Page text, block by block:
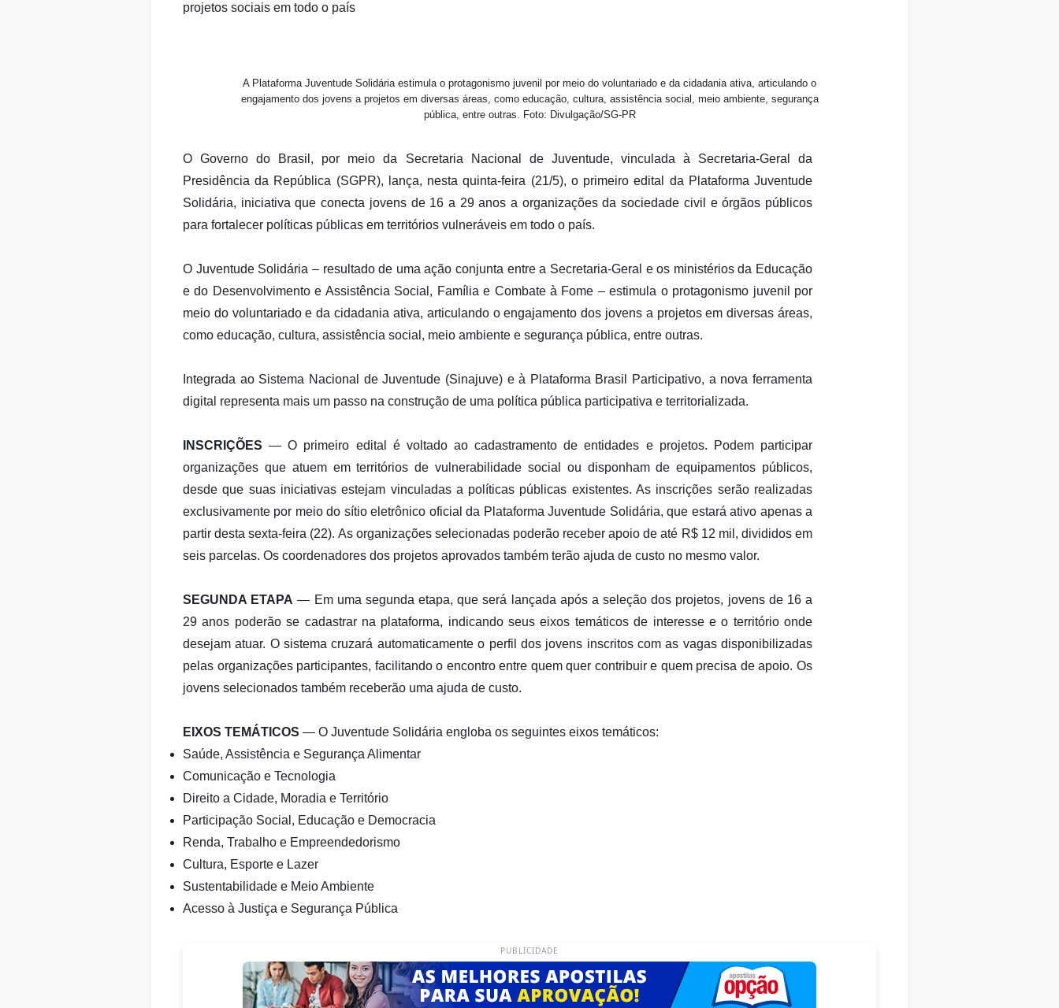
projetos sociais em todo o país
A Plataforma Juventude Solidária estimula o protagonismo juvenil por meio do voluntariado e da cidadania ativa, articulando o
engajamento dos jovens a projetos em diversas áreas, como educação, cultura, assistência social, meio ambiente, segurança
pública, entre outras. Foto: Divulgação/SG-PR
O Governo do Brasil, por meio da Secretaria Nacional de Juventude, vinculada à Secretaria-Geral da
Presidência da República (SGPR), lança, nesta quinta-feira (21/5), o primeiro edital da Plataforma Juventude
Solidária, iniciativa que conecta jovens de 16 a 29 anos a organizações da sociedade civil e órgãos públicos
para fortalecer políticas públicas em territórios vulneráveis em todo o país.
O Juventude Solidária – resultado de uma ação conjunta entre a Secretaria-Geral e os ministérios da Educação
e do Desenvolvimento e Assistência Social, Família e Combate à Fome – estimula o protagonismo juvenil por
meio do voluntariado e da cidadania ativa, articulando o engajamento dos jovens a projetos em diversas áreas,
como educação, cultura, assistência social, meio ambiente e segurança pública, entre outras.
Integrada ao Sistema Nacional de Juventude (Sinajuve) e à Plataforma Brasil Participativo, a nova ferramenta
digital representa mais um passo na construção de uma política pública participativa e territorializada.
INSCRIÇÕES — O primeiro edital é voltado ao cadastramento de entidades e projetos. Podem participar
organizações que atuem em territórios de vulnerabilidade social ou disponham de equipamentos públicos,
desde que suas iniciativas estejam vinculadas a políticas públicas existentes. As inscrições serão realizadas
exclusivamente por meio do sítio eletrônico oficial da Plataforma Juventude Solidária, que estará ativo apenas a
partir desta sexta-feira (22). As organizações selecionadas poderão receber apoio de até R$ 12 mil, divididos em
seis parcelas. Os coordenadores dos projetos aprovados também terão ajuda de custo no mesmo valor.
SEGUNDA ETAPA — Em uma segunda etapa, que será lançada após a seleção dos projetos, jovens de 16 a
29 anos poderão se cadastrar na plataforma, indicando seus eixos temáticos de interesse e o território onde
desejam atuar. O sistema cruzará automaticamente o perfil dos jovens inscritos com as vagas disponibilizadas
pelas organizações participantes, facilitando o encontro entre quem quer contribuir e quem precisa de apoio. Os
jovens selecionados também receberão uma ajuda de custo.
EIXOS TEMÁTICOS — O Juventude Solidária engloba os seguintes eixos temáticos:
Saúde, Assistência e Segurança Alimentar
Comunicação e Tecnologia
Direito a Cidade, Moradia e Território
Participação Social, Educação e Democracia
Renda, Trabalho e Empreendedorismo
Cultura, Esporte e Lazer
Sustentabilidade e Meio Ambiente
Acesso à Justiça e Segurança Pública
PUBLICIDADE